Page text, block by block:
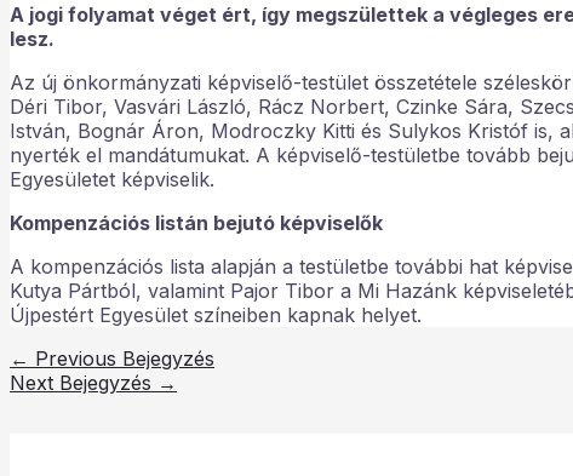
A jogi folyamat véget ért, így megszülettek a végleges
lesz.
Az új önkormányzati képviselő-testület összetétele
Déri Tibor, Vasvári László, Rácz Norbert, Czinke Sára,
István, Bognár Áron, Modroczky Kitti és Sulykos Kristóf is,
nyerték el mandátumukat. A képviselő-testületbe tovább
Egyesületet képviselik.
Kompenzációs listán bejutó képviselők
A kompenzációs lista alapján a testületbe további hat
Kutya Pártból, valamint Pajor Tibor a Mi Hazánk
Újpestért Egyesület színeiben kapnak helyet.
← Previous Bejegyzés
Next Bejegyzés →